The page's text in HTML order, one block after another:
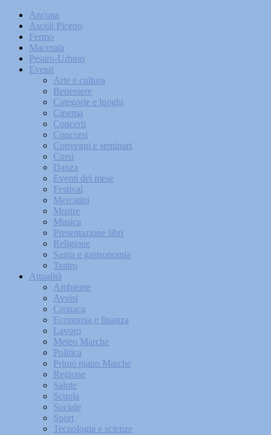
Ancona
Ascoli Piceno
Fermo
Macerata
Pesaro-Urbino
Eventi
Arte e cultura
Benessere
Categorie e luoghi
Cinema
Concerti
Concorsi
Convegni e seminari
Corsi
Danza
Eventi del mese
Festival
Mercatini
Mostre
Musica
Presentazione libri
Religione
Sagra e gastronomia
Teatro
Attualità
Ambiente
Avvisi
Cronaca
Economia e finanza
Lavoro
Meteo Marche
Politica
Primo piano Marche
Regione
Salute
Scuola
Sociale
Sport
Tecnologia e scienze